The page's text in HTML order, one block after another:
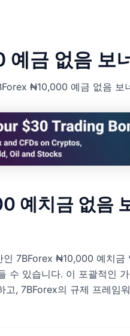
금 없음 보
₦10,000 예금 없음 보
예치금 없음
7BForex ₦10,000 예치금
수 있습니다. 이 포괄적인
고, 7BForex의 규제 프레임